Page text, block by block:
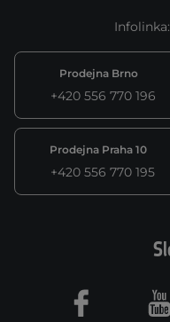
Infolinka:
Prodejna Brno
+420 556 770 196
Prodejna Praha 10
+420 556 770 195
Facebook